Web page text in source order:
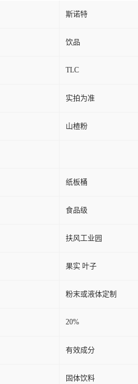
斯诺特
饮品
TLC
实拍为准
山楂粉
纸板桶
食品级
扶风工业园
果实 叶子
粉末或液体定制
20%
有效成分
固体饮料